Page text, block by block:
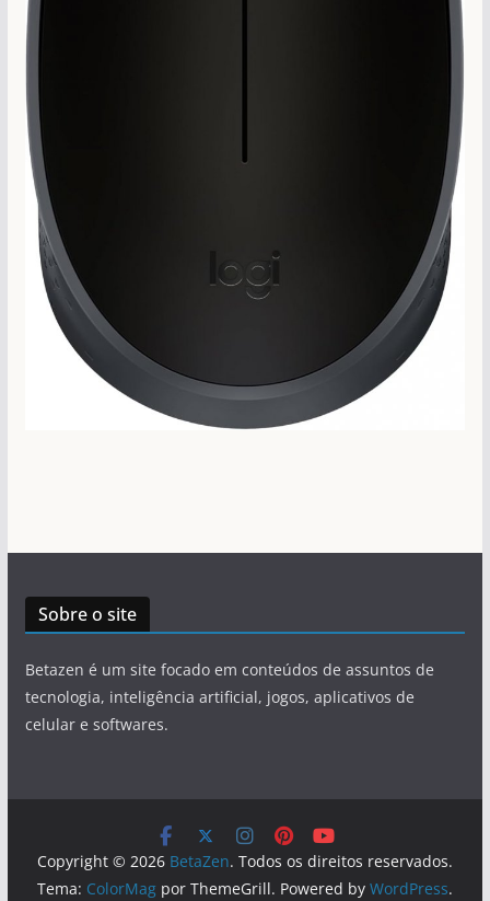
Sobre o site
Betazen é um site focado em conteúdos de assuntos de
tecnologia, inteligência artificial, jogos, aplicativos de
celular e softwares.
Copyright © 2026 BetaZen. Todos os direitos reservados.
Tema: ColorMagpor ThemeGrill. Powered by WordPress.